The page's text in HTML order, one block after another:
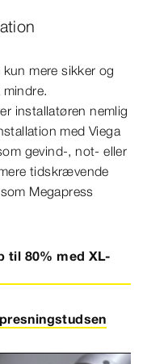
mere sikker og
installatøren nemlig
med Viega
gevind-, not- eller
tidskrævende
Megapress
til 80% med XL-